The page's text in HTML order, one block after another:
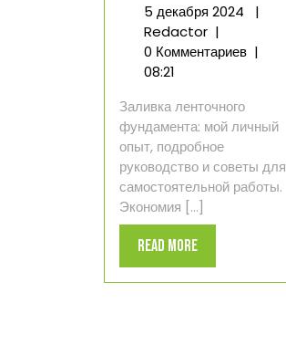
5 декабря 20245
2024
|
RedactorМой
опыт
от
идеи
до
готового
результата
|
0 Комментариев |
08:21
Заливка ленточного
фундамента: мой личный
опыт, подробное
руководство и советы для
самостоятельной работы.
Экономия [...]
Read MoreRead
More